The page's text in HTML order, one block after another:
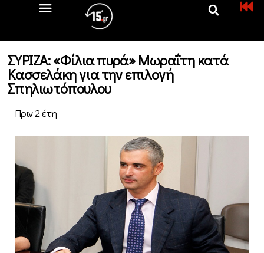
ΣΥΡΙΖΑ: «Φίλια πυρά» Μωραΐτη κατά
Κασσελάκη για την επιλογή
Σπηλιωτόπουλου
Πριν 2 έτη